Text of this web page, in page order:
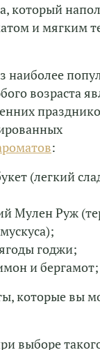
который
и мягким
наиболее
возраста
:
(легкий
Мулен Руж
годжи;
и бергамот;
которые вы
выборе